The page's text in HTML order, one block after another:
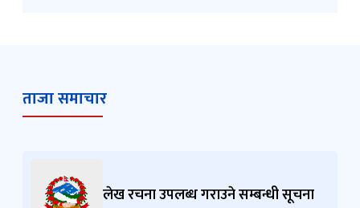
ताजा समाचार
लेख रचना उपलब्ध गराउने सम्बन्धी सूचना